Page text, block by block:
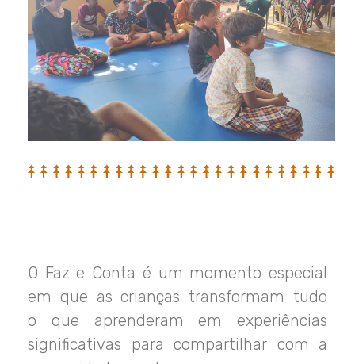
O Faz e Conta é um momento especial
em que as crianças transformam tudo
o que aprenderam em experiências
significativas para compartilhar com a